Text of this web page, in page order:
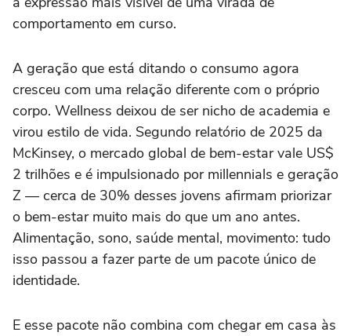
comportamento em curso.
A geração que está ditando o consumo agora
cresceu com uma relação diferente com o próprio
corpo. Wellness deixou de ser nicho de academia e
virou estilo de vida. Segundo relatório de 2025 da
McKinsey, o mercado global de bem-estar vale US$
2 trilhões e é impulsionado por millennials e geração
Z — cerca de 30% desses jovens afirmam priorizar
o bem-estar muito mais do que um ano antes.
Alimentação, sono, saúde mental, movimento: tudo
isso passou a fazer parte de um pacote único de
identidade.
E esse pacote não combina com chegar em casa às